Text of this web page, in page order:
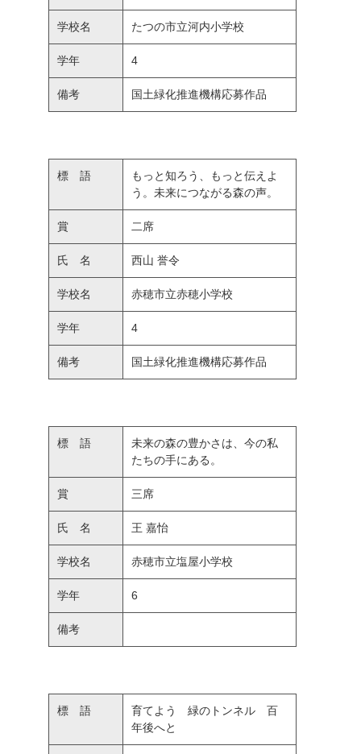
学校名 たつの市立河内小学校
学年 4
備考 国土緑化推進機構応募作品
標 語
もっと知ろう、もっと伝えよ
う。未来につながる森の声。
賞 二席
氏 名 西山 誉令
学校名 赤穂市立赤穂小学校
学年 4
備考 国土緑化推進機構応募作品
標 語
未来の森の豊かさは、今の私
たちの手にある。
賞 三席
氏 名 王 嘉怡
学校名 赤穂市立塩屋小学校
学年 6
備考
標 語
育てよう 緑のトンネル 百
年後へと